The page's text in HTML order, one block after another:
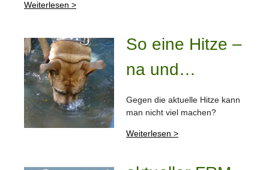
Weiterlesen >
So eine Hitze –
na und…
Gegen die aktuelle Hitze kann
man nicht viel machen?
Weiterlesen >